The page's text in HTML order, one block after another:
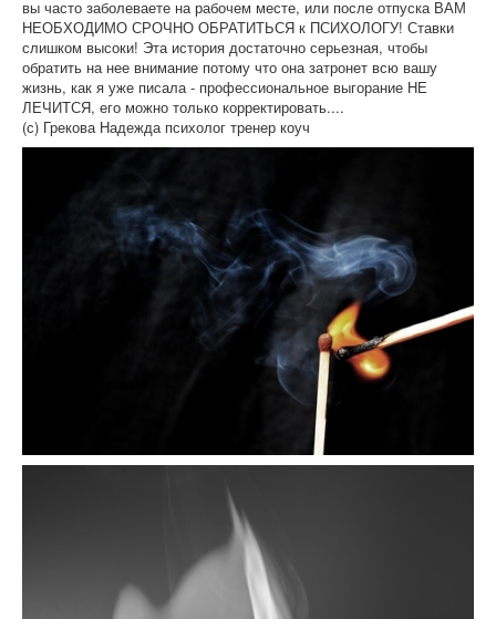
вы часто заболеваете на рабочем месте, или после отпуска ВАМ
НЕОБХОДИМО СРОЧНО ОБРАТИТЬСЯ к ПСИХОЛОГУ! Ставки
слишком высоки! Эта история достаточно серьезная, чтобы
обратить на нее внимание потому что она затронет всю вашу
жизнь, как я уже писала - профессиональное выгорание НЕ
ЛЕЧИТСЯ, его можно только корректировать....
(с) Грекова Надежда психолог тренер коуч